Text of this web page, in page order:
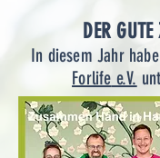
​DER
In diesem Jahr
Forlife e.V.